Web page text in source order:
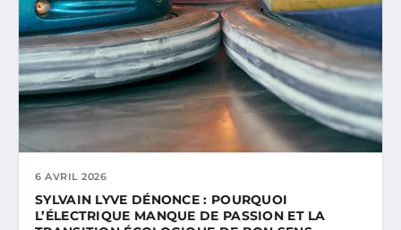
6 AVRIL 2026
SYLVAIN LYVE DÉNONCE : POURQUOI
L’ÉLECTRIQUE MANQUE DE PASSION ET LA